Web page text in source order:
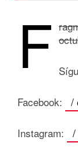
F
Facebook: /
Instagram: /